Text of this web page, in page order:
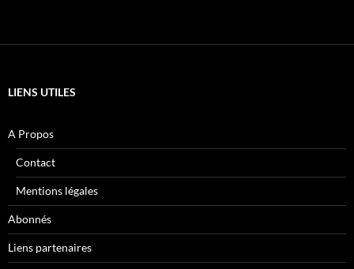
LIENS UTILES
A Propos
Contact
Mentions légales
Abonnés
Liens partenaires